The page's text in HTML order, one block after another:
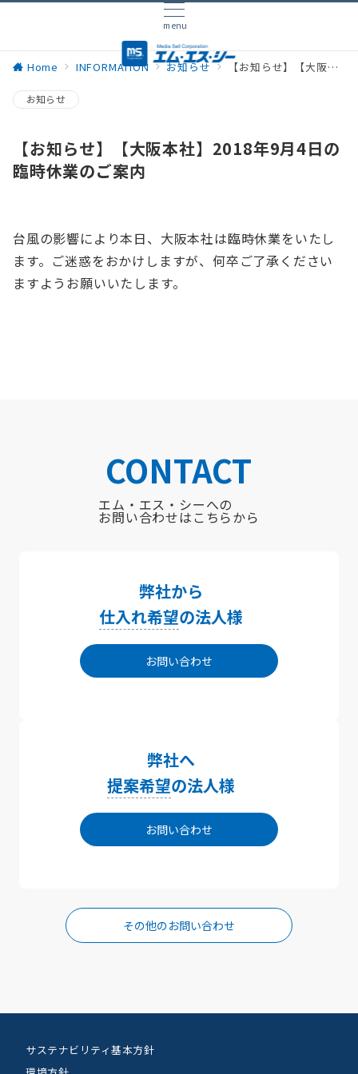
menu
Home INFORMATION お知らせ 【お知らせ】【大阪本社】2018年9月4日の臨時休業のご案内
お知らせ
【お知らせ】【大阪本社】2018年9月4日の
臨時休業のご案内
台風の影響により本日、大阪本社は臨時休業をいたし
ます。ご迷惑をおかけしますが、何卒ご了承ください
ますようお願いいたします。
CONTACT
エム・エス・シーへの
お問い合わせはこちらから
弊社から
仕入れ希望の法人様
お問い合わせ
弊社へ
提案希望の法人様
お問い合わせ
その他のお問い合わせ
サステナビリティ基本方針